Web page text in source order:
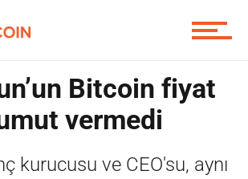
Bitcoin fiyat
vermedi
kurucusu ve CEO'su, aynı